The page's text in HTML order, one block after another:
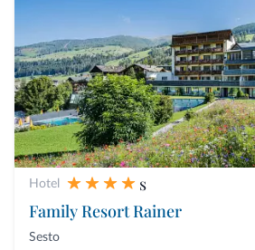
Hotel
s
Family Resort Rainer
Sesto